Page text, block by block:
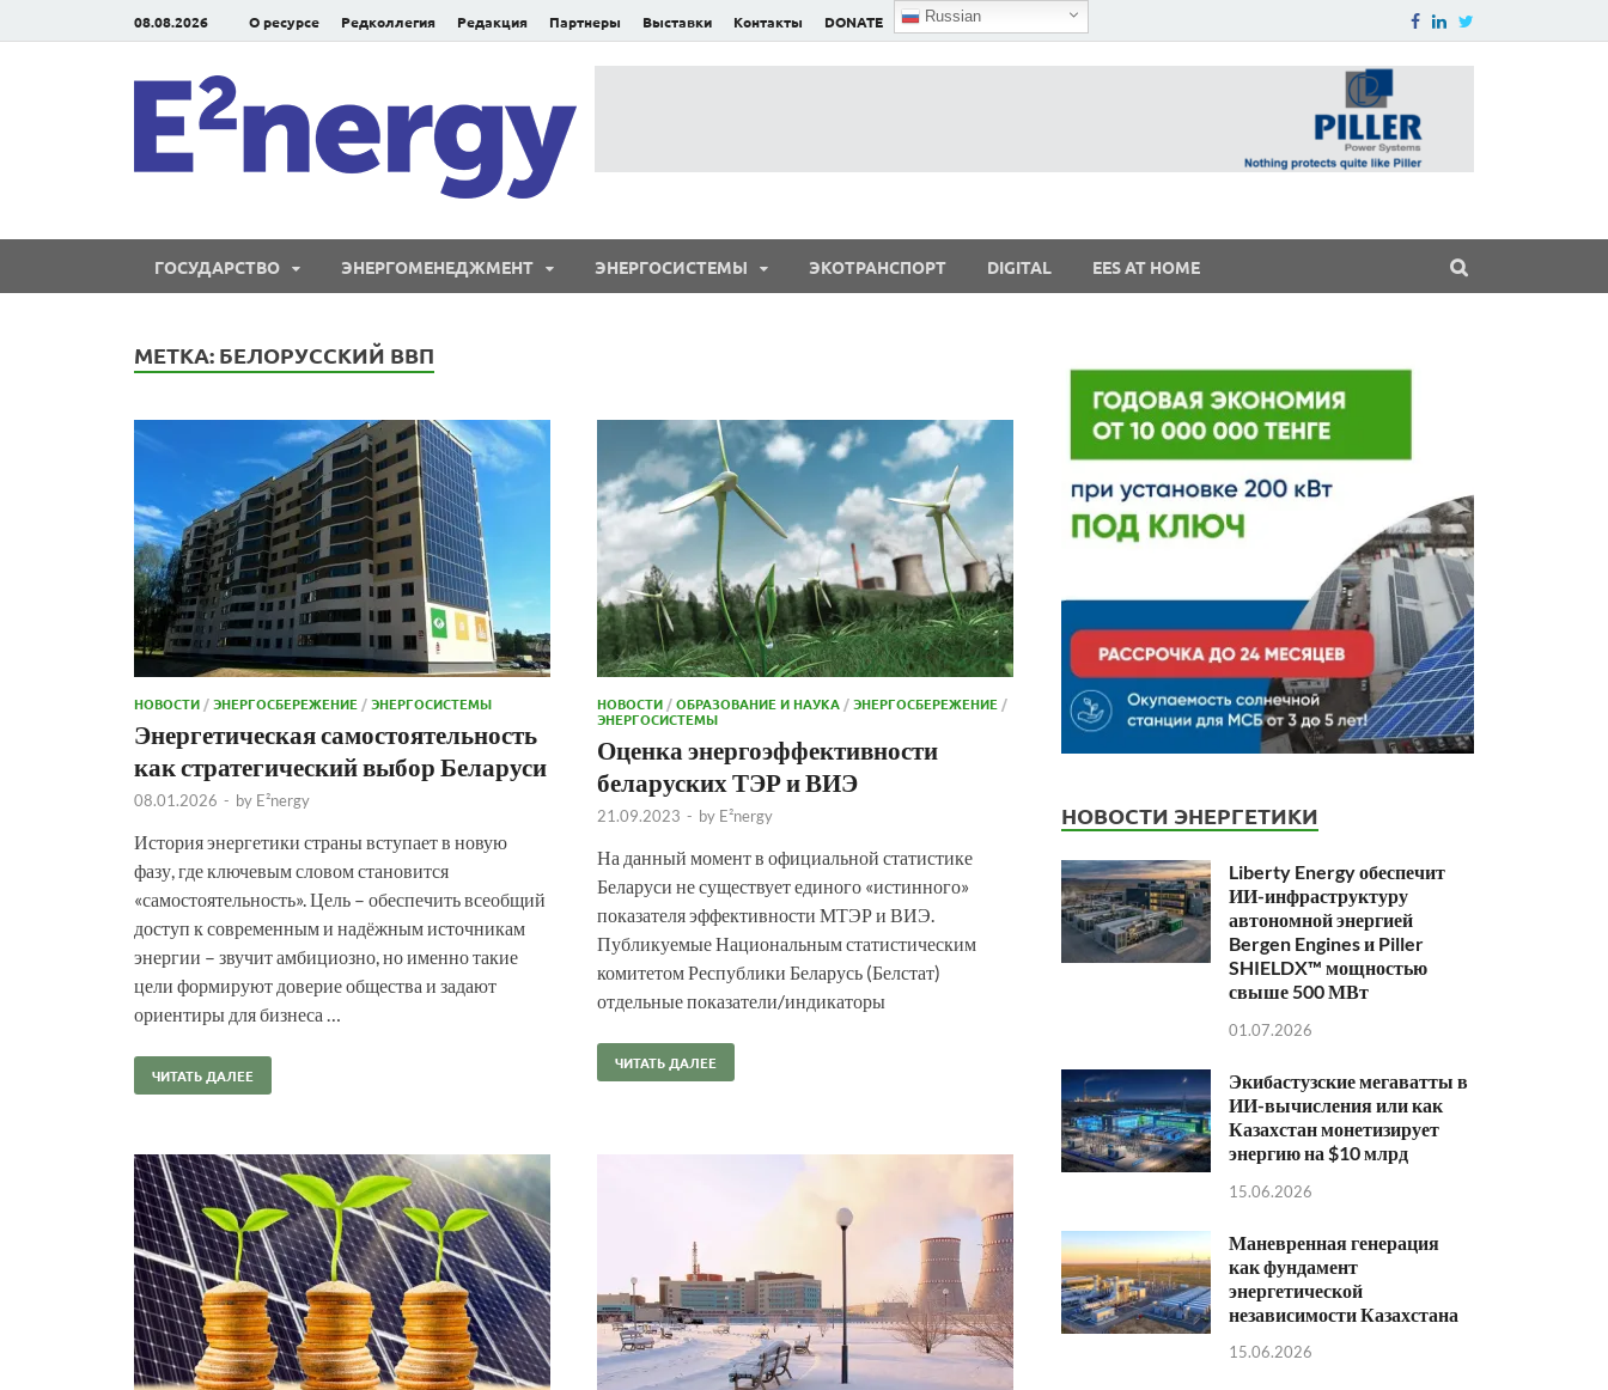
08.08.2026 О ресурсе Редколлегия Редакция Партнеры Выставки Контакты DONATE Russian
ГОСУДАРСТВО ЭНЕРГОМЕНЕДЖМЕНТ ЭНЕРГОСИСТЕМЫ ЭКОТРАНСПОРТ DIGITAL EES AT HOME
МЕТКА: БЕЛОРУССКИЙ ВВП
НОВОСТИ /ЭНЕРГОСБЕРЕЖЕНИЕ /ЭНЕРГОСИСТЕМЫ
Энергетическая самостоятельность
как стратегический выбор Беларуси
08.01.2026 - by E²nergy
История энергетики страны вступает в новую
фазу, где ключевым словом становится
«самостоятельность». Цель – обеспечить всеобщий
доступ к современным и надёжным источникам
энергии – звучит амбициозно, но именно такие
цели формируют доверие общества и задают
ориентиры для бизнеса …
ЧИТАТЬ ДАЛЕЕ
НОВОСТИ /ОБРАЗОВАНИЕ И НАУКА /ЭНЕРГОСБЕРЕЖЕНИЕ /
ЭНЕРГОСИСТЕМЫ
Оценка энергоэффективности
беларуских ТЭР и ВИЭ
21.09.2023 - by E²nergy
На данный момент в официальной статистике
Беларуси не существует единого «истинного»
показателя эффективности МТЭР и ВИЭ.
Публикуемые Национальным статистическим
комитетом Республики Беларусь (Белстат)
отдельные показатели/индикаторы
ЧИТАТЬ ДАЛЕЕ
НОВОСТИ ЭНЕРГЕТИКИ
Liberty Energy обеспечит
ИИ-инфраструктуру
автономной энергией
Bergen Engines и Piller
SHIELDX™ мощностью
свыше 500 МВт
01.07.2026
Экибастузские мегаватты в
ИИ-вычисления или как
Казахстан монетизирует
энергию на $10 млрд
15.06.2026
Маневренная генерация
как фундамент
энергетической
независимости Казахстана
15.06.2026